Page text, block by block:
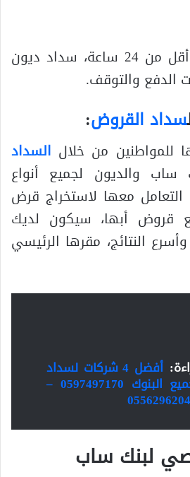
في أقل من 24 ساعة، سداد ديون
الدفع والتوقف.
سداد القروض:
للمواطنين من خلال السداد
والديون لجميع أنواع
التعامل معها لاستخراج قرض
قروض أبها، سيكون لديك
النتائج، مقرها الرئيسي
أفضل 4 شركات لسداد
القروض في جميع البنوك 0597497170 –
لبنك ساب